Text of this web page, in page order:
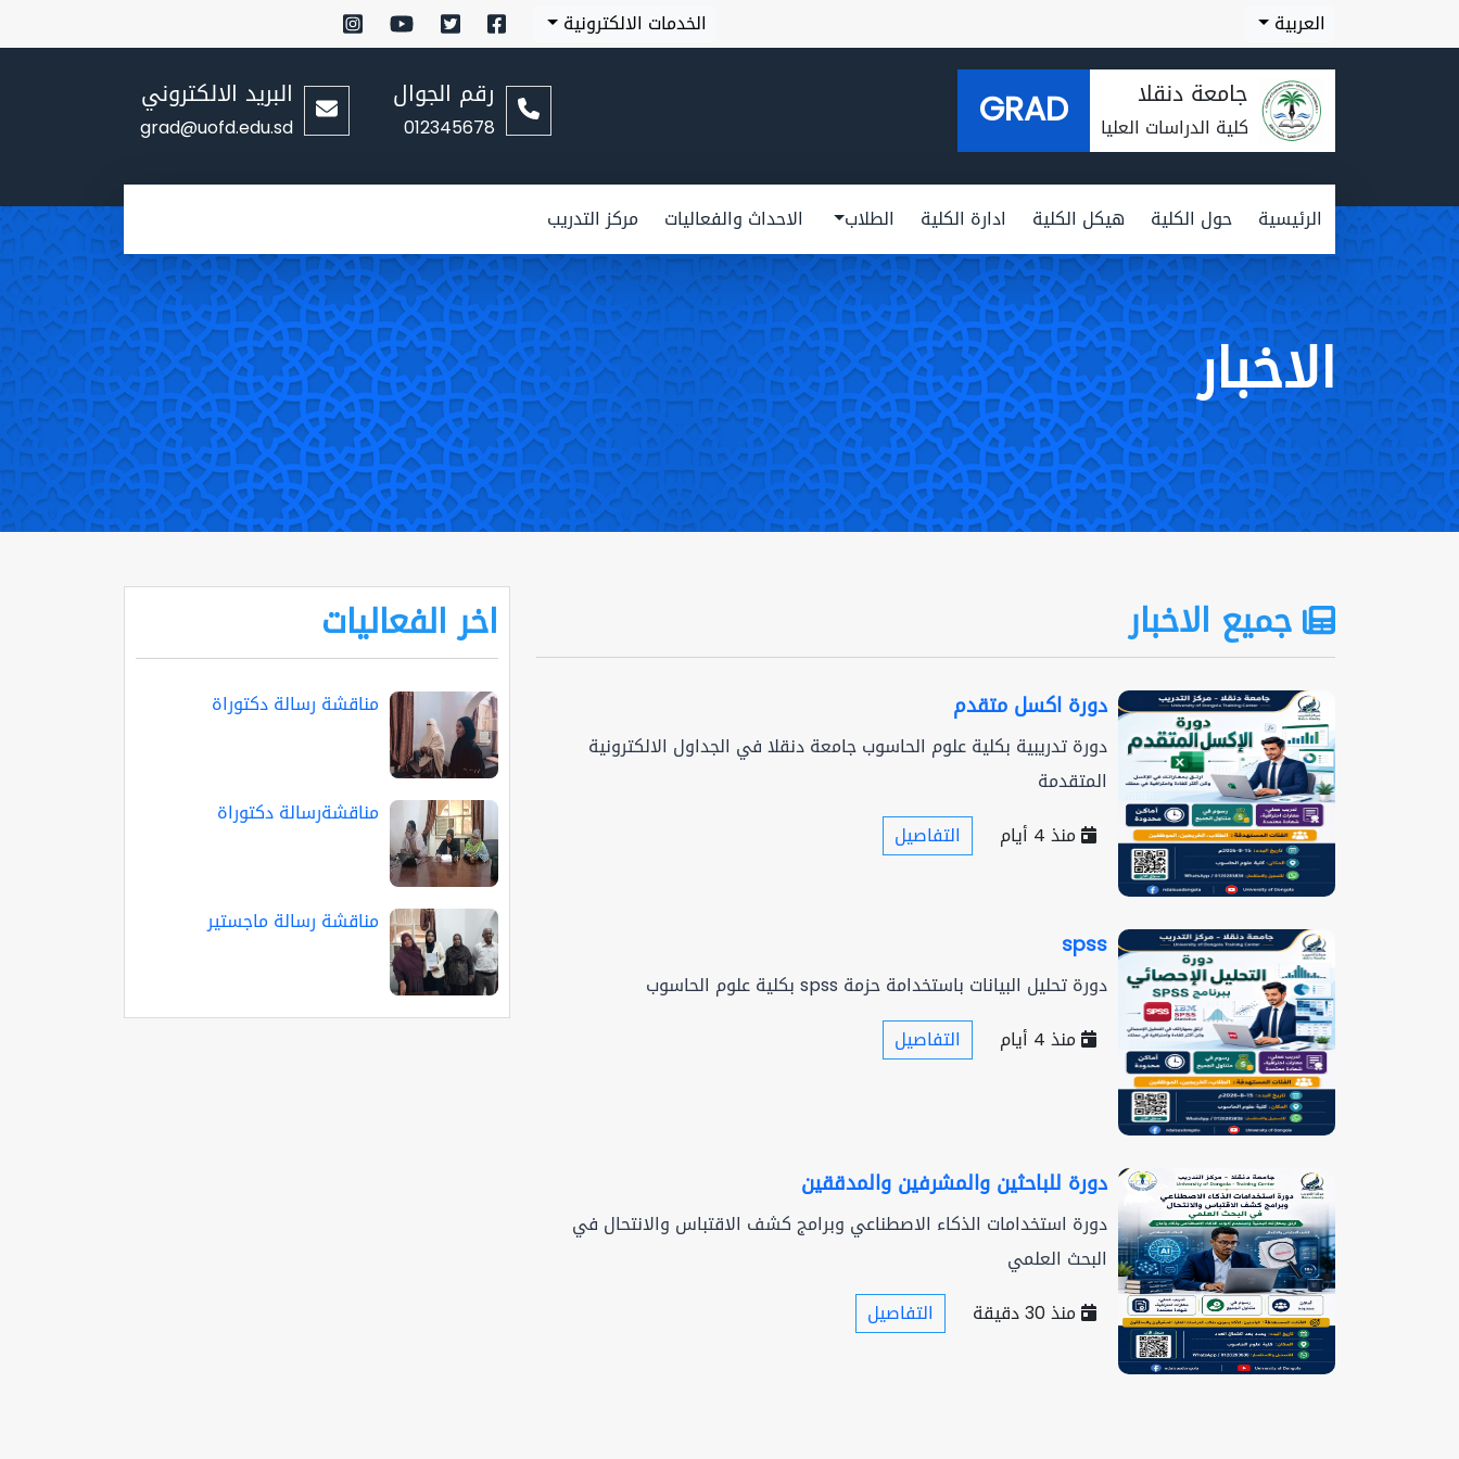
العربية الخدمات الالكترونية
جامعة دنقلا
كلية الدراسات العليا GRAD رقم الجوال
012345678
البريد الالكتروني
grad@uofd.edu.sd
الرئيسية حول الكلية هيكل الكلية ادارة الكلية الطلاب الاحداث والفعاليات مركز التدريب
الاخبار
جميع الاخبار
دورة اكسل متقدم
دورة تدريبية بكلية علوم الحاسوب جامعة دنقلا في الجداول الالكترونية
المتقدمة
منذ 4 أيام
التفاصيل
spss
دورة تحليل البيانات باستخدامة حزمة spss بكلية علوم الحاسوب
منذ 4 أيام
التفاصيل
دورة للباحثين والمشرفين والمدققين
دورة استخدامات الذكاء الاصطناعي وبرامج كشف الاقتباس والانتحال في
البحث العلمي
منذ 30 دقيقة
التفاصيل
اخر الفعاليات
مناقشة رسالة دكتوراة
مناقشةرسالة دكتوراة
مناقشة رسالة ماجستير